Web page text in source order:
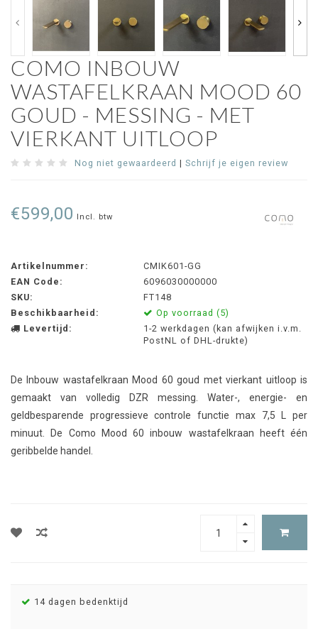
COMO INBOUW
WASTAFELKRAAN MOOD 60
GOUD - MESSING - MET
VIERKANT UITLOOP
Nog niet gewaardeerd | Schrijf je eigen review
€599,00 Incl. btw
Artikelnummer:
CMIK601-GG
EAN Code:
6096030000000
SKU:
FT148
Beschikbaarheid:
Op voorraad (5)
Levertijd:
1-2 werkdagen (kan afwijken i.v.m.
PostNL of DHL-drukte)
De Inbouw wastafelkraan Mood 60 goud met vierkant uitloop is
gemaakt van volledig DZR messing. Water-, energie- en
geldbesparende progressieve controle functie max 7,5 L per
minuut. De Como Mood 60 inbouw wastafelkraan heeft één
geribbelde handel.
14 dagen bedenktijd